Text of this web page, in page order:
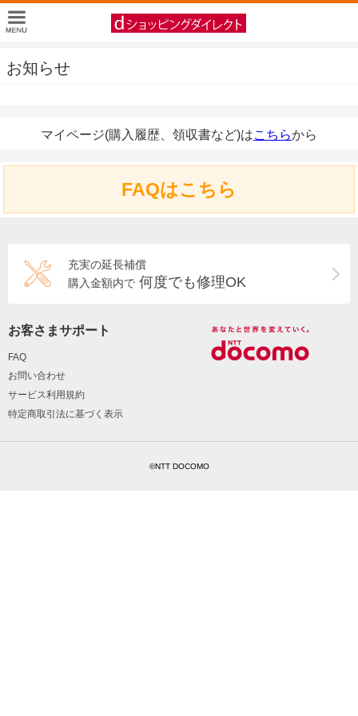
お知らせ
マイページ(購入履歴、領収書など)はこちらから
FAQはこちら
充実の延長補償
購入金額内で 何度でも修理OK
お客さまサポート
FAQ
お問い合わせ
サービス利用規約
特定商取引法に基づく表示
©NTT DOCOMO